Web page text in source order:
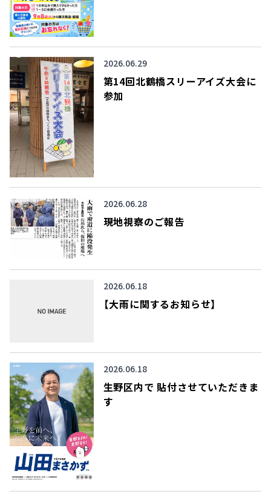
2026.06.29
第14回北鶴橋スリーアイズ大会に
参加
2026.06.28
現地視察のご報告
2026.06.18
【大雨に関するお知らせ】
2026.06.18
生野区内で 貼付させていただきま
す